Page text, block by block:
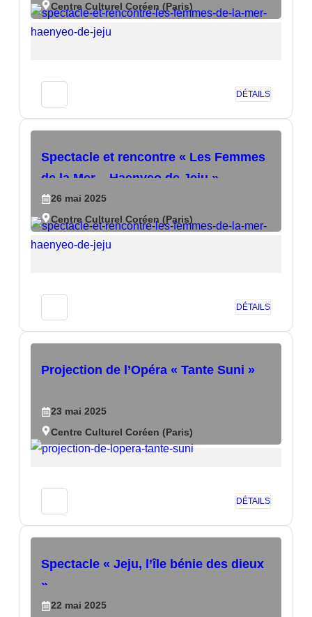
Centre Culturel Coréen (Paris)
DÉTAILS
Spectacle et rencontre « Les Femmes
de la Mer – Haenyeo de Jeju »
26 mai 2025
Centre Culturel Coréen (Paris)
DÉTAILS
Projection de l’Opéra « Tante Suni »
23 mai 2025
Centre Culturel Coréen (Paris)
DÉTAILS
Spectacle « Jeju, l’île bénie des dieux
»
22 mai 2025